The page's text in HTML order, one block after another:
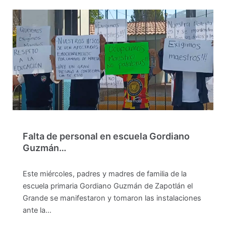
Falta de personal en escuela Gordiano
Guzmán…
Este miércoles, padres y madres de familia de la
escuela primaria Gordiano Guzmán de Zapotlán el
Grande se manifestaron y tomaron las instalaciones
ante la…